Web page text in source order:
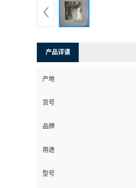
产品详请
产地
货号
品牌
用途
型号